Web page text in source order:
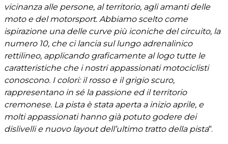
vicinanza alle persone, al territorio, agli amanti delle
moto e del motorsport. Abbiamo scelto come
ispirazione una delle curve più iconiche del circuito, la
numero 10, che ci lancia sul lungo adrenalinico
rettilineo, applicando graficamente al logo tutte le
caratteristiche che i nostri appassionati motociclisti
conoscono. I colori: il rosso e il grigio scuro,
rappresentano in sé la passione ed il territorio
cremonese. La pista è stata aperta a inizio aprile, e
molti appassionati hanno già potuto godere dei
dislivelli e nuovo layout dell’ultimo tratto della pista".